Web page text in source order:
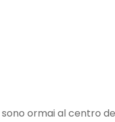
sono ormai al centro